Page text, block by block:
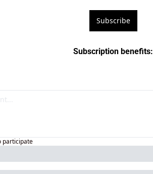
Subscribe
Subscription benefits:
participate